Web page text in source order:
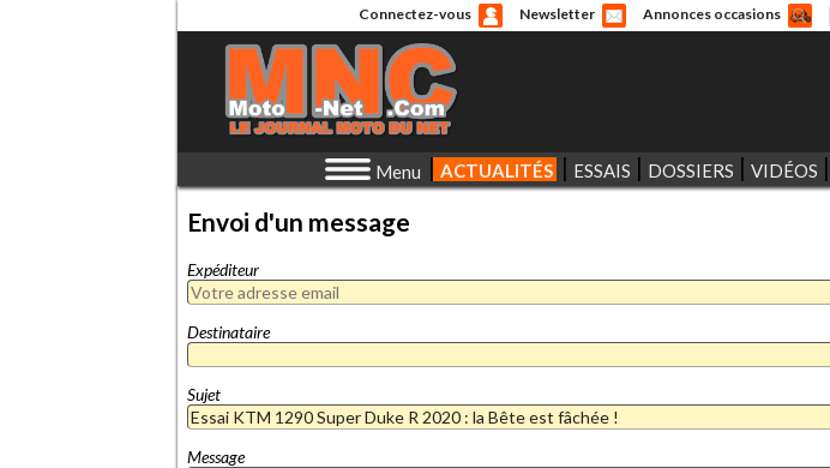
Connectez-vous Newsletter Annonces occasions
Menu ACTUALITÉS ESSAIS DOSSIERS VIDÉOS
Envoi d'un message
Expéditeur
Destinataire
Sujet
Message